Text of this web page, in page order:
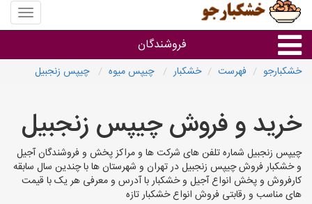
منوی
سایت
فروشندگان
فروشنده های استان ها
خشکبارجو فهرست خشکبار چیپس میوه چیپس زنجبیل
خرید و فروش چیپس زنجبیل
چیپس زنجبیل شماره تلفن های شرکت ها و مراکز پخش و فروشندگان آجیل
و خشکبار فروش چیپس زنجبیل در تهران و شهرستان ها با چندین سال سابقه
کارفروش و پخش انواع آجیل و خشکبار با آدرس و معرفی هر یک با قیمت
های مناسب و رقابتی فروش انواع خشکبار تازه